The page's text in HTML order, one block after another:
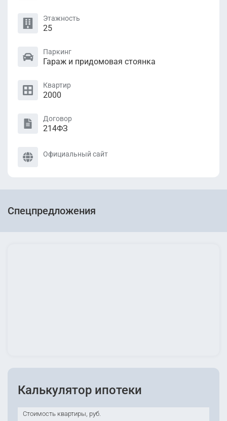
Этажность
25
Паркинг
Гараж и придомовая стоянка
Квартир
2000
Договор
214ФЗ
Официальный сайт
Спецпредложения
Калькулятор ипотеки
Стоимость квартиры, руб.